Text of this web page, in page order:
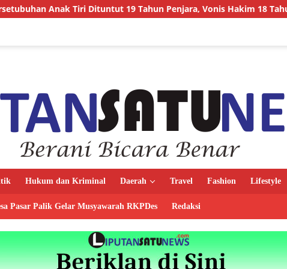
Dituntut 19 Tahun Penjara, Vonis Hakim 18 Tahun Penjara
Hukum dan Kriminal Daerah Travel Fashion Lifestyle
Pasar Palik Gelar Musyawarah RKPDes Redaksi